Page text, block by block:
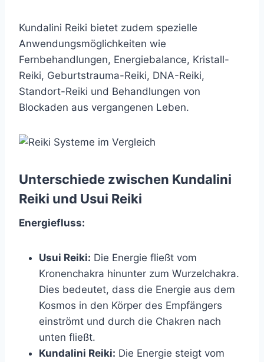
Kundalini Reiki bietet zudem spezielle
Anwendungsmöglichkeiten wie
Fernbehandlungen, Energiebalance, Kristall-
Reiki, Geburtstrauma-Reiki, DNA-Reiki,
Standort-Reiki und Behandlungen von
Blockaden aus vergangenen Leben.
Unterschiede zwischen Kundalini
Reiki und Usui Reiki
Energiefluss:
Usui Reiki: Die Energie fließt vom
Kronenchakra hinunter zum Wurzelchakra.
Dies bedeutet, dass die Energie aus dem
Kosmos in den Körper des Empfängers
einströmt und durch die Chakren nach
unten fließt.
Kundalini Reiki: Die Energie steigt vom